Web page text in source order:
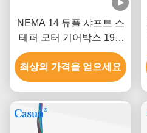
NEMA 14 듀플 샤프트 스
테퍼 모터 기어박스 19/1
35*35*28mm
최상의 가격을 얻으세요